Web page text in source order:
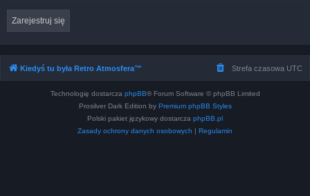
Zarejestruj się
Kiedyś tu była Retro Atmosfera™ Strefa czasowa UTC
Technologię dostarcza phpBB® Forum Software © phpBB Limited
Prosilver Dark Edition by Premium phpBB Styles
Polski pakiet językowy dostarcza phpBB.pl
Zasady ochrony danych osobowych | Regulamin